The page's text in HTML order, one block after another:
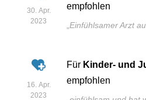
30. Apr.
2023
empfohlen
Einfühlsamer Arzt
16. Apr.
2023
Für Kinder- und
empfohlen